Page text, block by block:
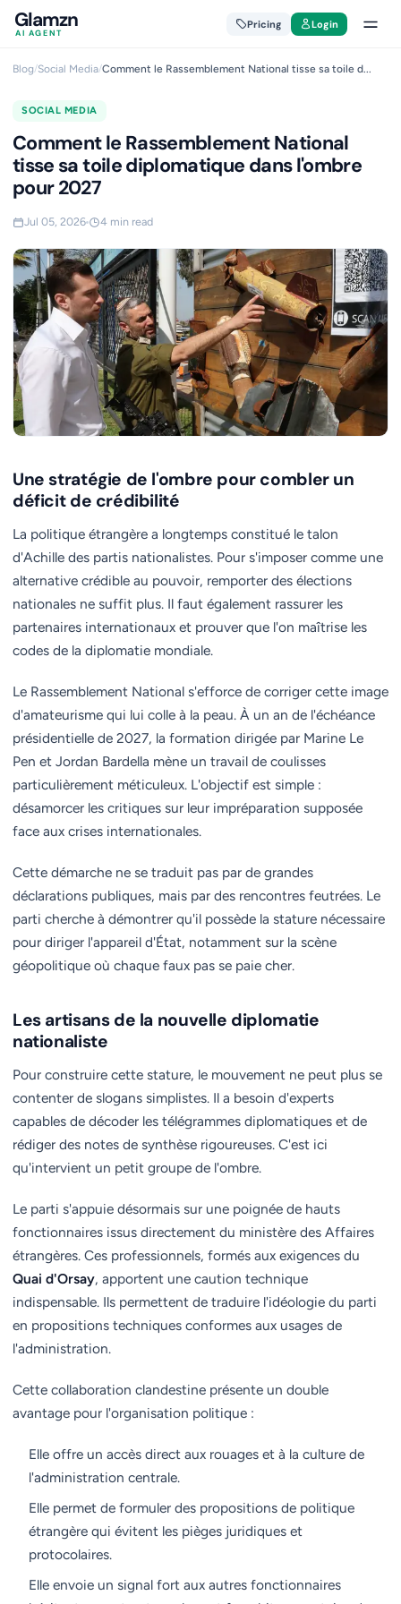
Glamzn
AI AGENT
Pricing Login
Blog/Social Media/Comment le Rassemblement National tisse sa toile d...
SOCIAL MEDIA
Comment le Rassemblement National
tisse sa toile diplomatique dans l'ombre
pour 2027
Jul 05, 2026 4 min read
Une stratégie de l'ombre pour combler un
déficit de crédibilité
La politique étrangère a longtemps constitué le talon
d'Achille des partis nationalistes. Pour s'imposer comme une
alternative crédible au pouvoir, remporter des élections
nationales ne suffit plus. Il faut également rassurer les
partenaires internationaux et prouver que l'on maîtrise les
codes de la diplomatie mondiale.
Le Rassemblement National s'efforce de corriger cette image
d'amateurisme qui lui colle à la peau. À un an de l'échéance
présidentielle de 2027, la formation dirigée par Marine Le
Pen et Jordan Bardella mène un travail de coulisses
particulièrement méticuleux. L'objectif est simple :
désamorcer les critiques sur leur impréparation supposée
face aux crises internationales.
Cette démarche ne se traduit pas par de grandes
déclarations publiques, mais par des rencontres feutrées. Le
parti cherche à démontrer qu'il possède la stature nécessaire
pour diriger l'appareil d'État, notamment sur la scène
géopolitique où chaque faux pas se paie cher.
Les artisans de la nouvelle diplomatie
nationaliste
Pour construire cette stature, le mouvement ne peut plus se
contenter de slogans simplistes. Il a besoin d'experts
capables de décoder les télégrammes diplomatiques et de
rédiger des notes de synthèse rigoureuses. C'est ici
qu'intervient un petit groupe de l'ombre.
Le parti s'appuie désormais sur une poignée de hauts
fonctionnaires issus directement du ministère des Affaires
étrangères. Ces professionnels, formés aux exigences du
Quai d'Orsay, apportent une caution technique
indispensable. Ils permettent de traduire l'idéologie du parti
en propositions techniques conformes aux usages de
l'administration.
Cette collaboration clandestine présente un double
avantage pour l'organisation politique :
Elle offre un accès direct aux rouages et à la culture de
l'administration centrale.
Elle permet de formuler des propositions de politique
étrangère qui évitent les pièges juridiques et
protocolaires.
Elle envoie un signal fort aux autres fonctionnaires